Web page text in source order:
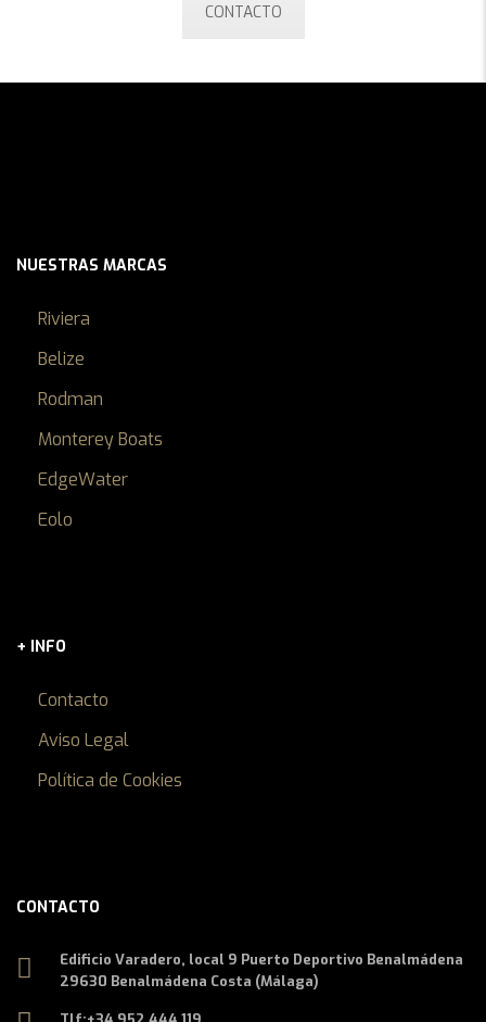
CONTACTO
NUESTRAS MARCAS
Riviera
Belize
Rodman
Monterey Boats
EdgeWater
Eolo
+ INFO
Contacto
Aviso Legal
Política de Cookies
CONTACTO
Edificio Varadero, local 9 Puerto Deportivo Benalmádena
29630 Benalmádena Costa (Málaga)